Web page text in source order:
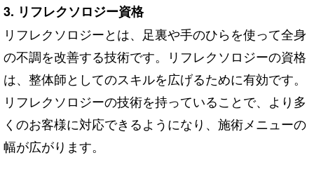
3. リフレクソロジー資格
リフレクソロジーとは、足裏や手のひらを使って全身
の不調を改善する技術です。リフレクソロジーの資格
は、整体師としてのスキルを広げるために有効です。
リフレクソロジーの技術を持っていることで、より多
くのお客様に対応できるようになり、施術メニューの
幅が広がります。